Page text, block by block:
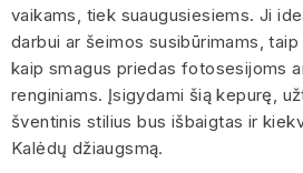
vaikams, tiek suaugusiesiems. Ji
darbui ar šeimos susibūrimams,
kaip smagus priedas fotosesijoms
renginiams. Įsigydami šią kepurę,
šventinis stilius bus išbaigtas ir
Kalėdų džiaugsmą.